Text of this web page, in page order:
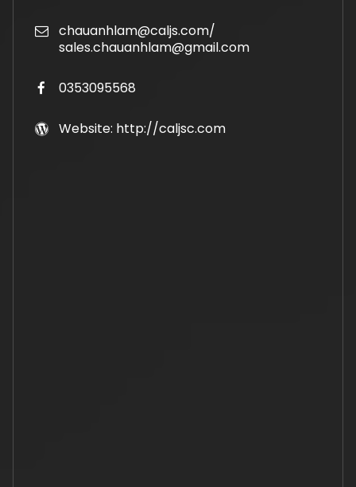
chauanhlam@caljs.com/
sales.chauanhlam@gmail.com
0353095568
Website: http://caljsc.com